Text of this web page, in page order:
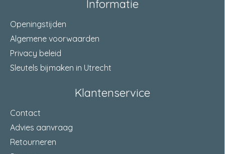
Informatie
Openingstijden
Algemene voorwaarden
Privacy beleid
Sleutels bijmaken in Utrecht
Klantenservice
Contact
Advies aanvraag
Retourneren